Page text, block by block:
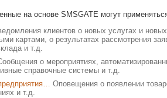
на основе SMSGATE могут
клиентов о новых услугах и
картами, о результатах рассмотрения
и т.д.
о мероприятиях,
справочные системы и т.д.
Оповещения о появлении
и т.д.